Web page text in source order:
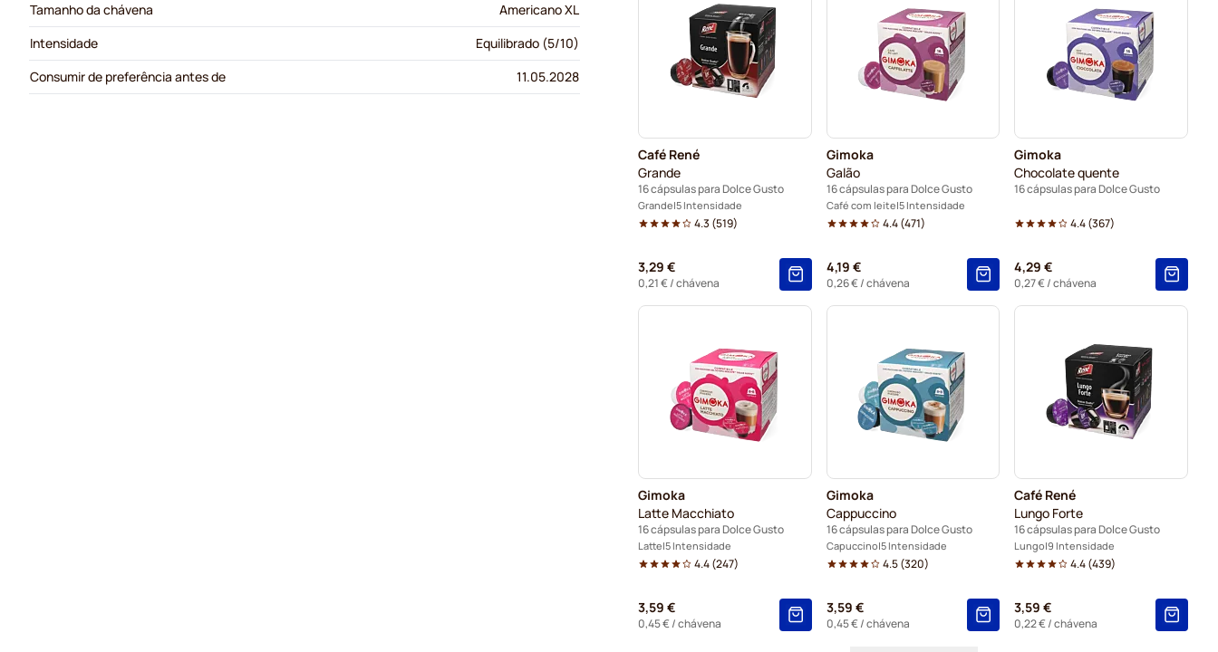
Café René
Grande
16 cápsulas para Dolce Gusto
Grande 5 Intensidade
4.3 (519)
3,29 €
0,21 €/ chávena
Gimoka
Galão
16 cápsulas para Dolce Gusto
Café com leite 5 Intensidade
4.4(471)
4,19 €
0,26 €/ chávena
Gimoka
Chocolate quente
16 cápsulas para Dolce Gusto
4.4(367)
4,29 €
0,27 €/ chávena
Gimoka
Latte Macchiato
16 cápsulas para Dolce Gusto
Latte 5 Intensidade
4.4(247)
3,59 €
0,45 €/ chávena
Gimoka
Cappuccino
16 cápsulas para Dolce Gusto
Capuccino 5 Intensidade
4.5(320)
3,59 €
0,45 €/ chávena
Café René
Lungo Forte
16 cápsulas para Dolce Gusto
Lungo 9 Intensidade
4.4(439)
3,59 €
0,22 €/ chávena
Tamanho da chávena
Americano XL
Intensidade
Equilibrado (5/10)
Consumir de preferência antes de
11.05.2028